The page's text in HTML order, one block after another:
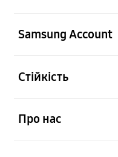
Samsung Account
Стійкість
Про нас